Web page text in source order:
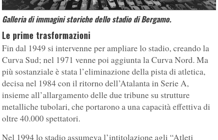
Galleria di immagini storiche dello stadio di Bergamo.
Le prime trasformazioni
Fin dal 1949 si intervenne per ampliare lo stadio, creando la
Curva Sud; nel 1971 venne poi aggiunta la Curva Nord. Ma
più sostanziale è stata l’eliminazione della pista di atletica,
decisa nel 1984 con il ritorno dell’Atalanta in Serie A,
insieme all’allargamento delle due tribune su strutture
metalliche tubolari, che portarono a una capacità effettiva di
oltre 40.000 spettatori.
Nel 1994 lo stadio assumeva l’intitolazione agli “Atleti